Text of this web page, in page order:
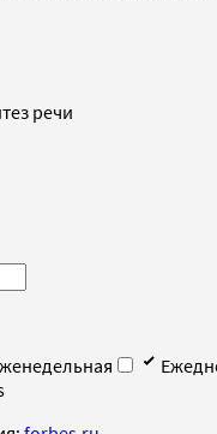
речи